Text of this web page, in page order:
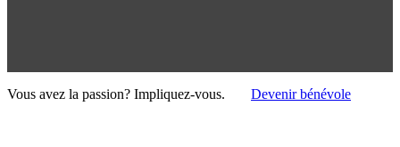
Vous avez la passion? Impliquez-vous. Devenir bénévole